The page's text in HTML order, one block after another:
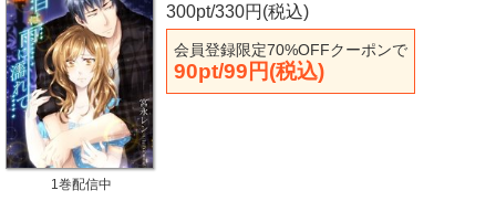
300pt/330円(税込)
会員登録限定70%OFFクーポンで
90pt/99円(税込)
1巻配信中